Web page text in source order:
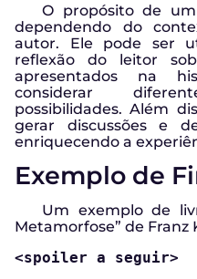
O propósito de
dependendo do
autor. Ele pode ser
reflexão do leitor
apresentados na
considerar
possibilidades. Além
gerar discussões e
enriquecendo a
Exemplo de
Um exemplo de
Metamorfose” de Franz
<spoiler a seguir>